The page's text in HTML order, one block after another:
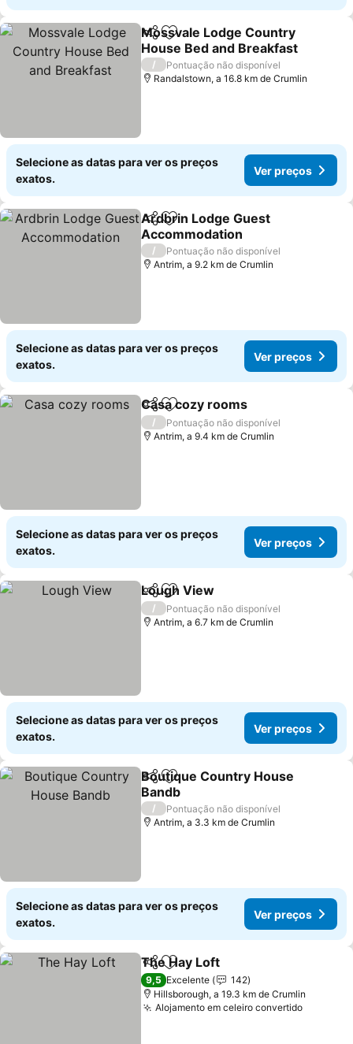
PartilharAdicionar aos favoritos
Mossvale Lodge Country
House Bed and Breakfast
/
Pontuação não disponível
Randalstown, a 16.8 km de Crumlin
Selecione as datas para ver os preços
exatos.
Ver preços
PartilharAdicionar aos favoritos
Ardbrin Lodge Guest
Accommodation
/
Pontuação não disponível
Antrim, a 9.2 km de Crumlin
Selecione as datas para ver os preços
exatos.
Ver preços
PartilharAdicionar aos favoritos
Casa cozy rooms
/
Pontuação não disponível
Antrim, a 9.4 km de Crumlin
Selecione as datas para ver os preços
exatos.
Ver preços
PartilharAdicionar aos favoritos
Lough View
/
Pontuação não disponível
Antrim, a 6.7 km de Crumlin
Selecione as datas para ver os preços
exatos.
Ver preços
PartilharAdicionar aos favoritos
Boutique Country House
Bandb
/
Pontuação não disponível
Antrim, a 3.3 km de Crumlin
Selecione as datas para ver os preços
exatos.
Ver preços
PartilharAdicionar aos favoritos
The Hay Loft
9,5 Excelente
142
Hillsborough, a 19.3 km de Crumlin
Alojamento em celeiro convertido